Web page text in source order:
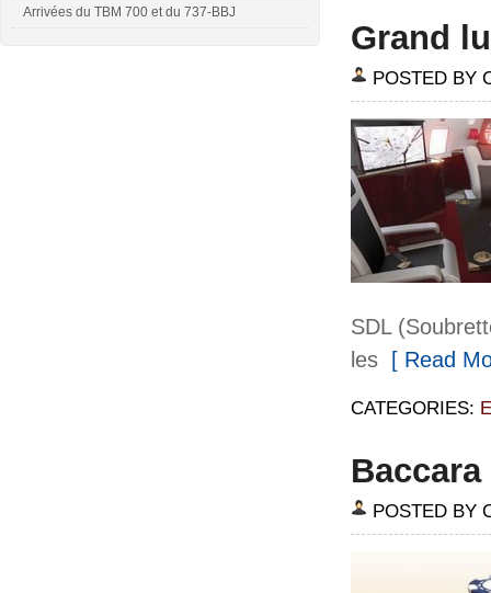
Grand
POSTED BY
SDL
les [ Read
CATEGORIES:
Baccara
POSTED BY
Arrivées du TBM 700 et du 737-BBJ